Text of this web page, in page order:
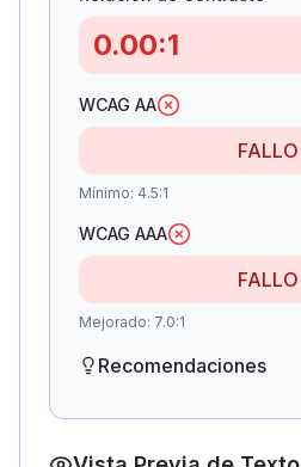
0.00:1
WCAG AA
FALLO
Mínimo: 4.5:1
WCAG AAA
FALLO
Mejorado: 7.0:1
Recomendaciones